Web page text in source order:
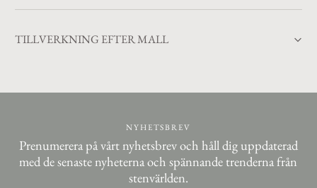
TILLVERKNING EFTER MALL
NYHETSBREV
Prenumerera på vårt nyhetsbrev och håll dig uppdaterad
med de senaste nyheterna och spännande trenderna från
stenvärlden.